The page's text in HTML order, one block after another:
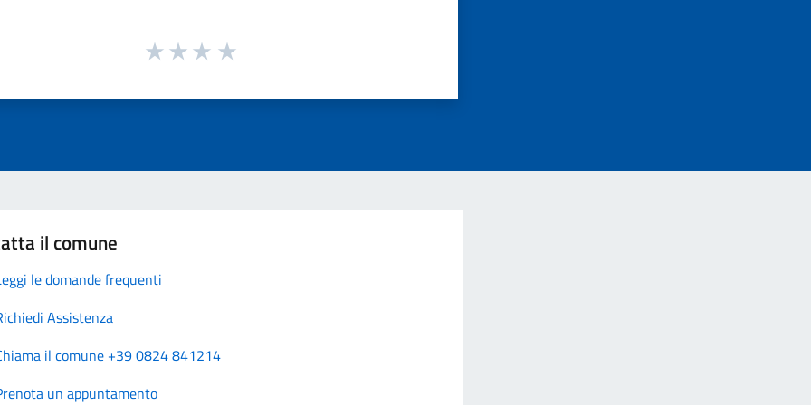
il comune
le domande frequenti
Assistenza
il comune +39 0824 841214
un appuntamento